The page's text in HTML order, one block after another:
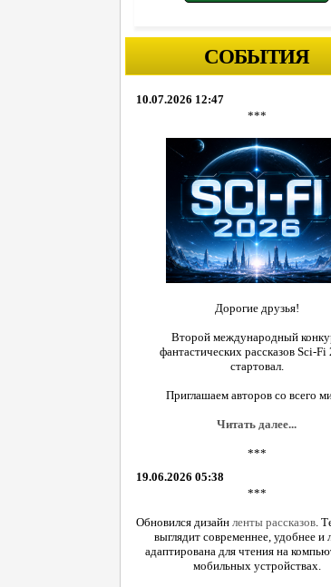
СОБЫТИЯ
10.07.2026 12:47
***
Дорогие друзья!
Второй международный
фантастических рассказов Sci-Fi
стартовал.
Приглашаем авторов со всего
Читать далее...
***
19.06.2026 05:38
***
Обновился дизайн ленты рассказов.
выглядит современнее, удобнее и
адаптирована для чтения на
мобильных устройствах.